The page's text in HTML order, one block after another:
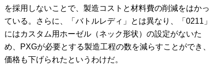
を採用しないことで、製造コストと材料費の削減をはかっ
ている。さらに、「バトルレディ」とは異なり、「0211」
にはカスタム用ホーゼル（ネック形状）の設定がないた
め、PXGが必要とする製造工程の数を減らすことができ、
価格も下げられたというわけだ。